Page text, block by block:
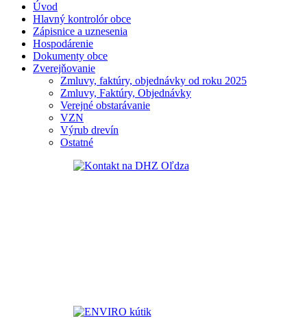
Úvod
Hlavný kontrolór obce
Zápisnice a uznesenia
Hospodárenie
Dokumenty obce
Zverejňovanie
Zmluvy, faktúry, objednávky od roku 2025
Zmluvy, Faktúry, Objednávky
Verejné obstarávanie
VZN
Výrub drevín
Ostatné